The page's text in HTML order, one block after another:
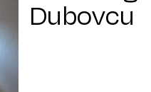
Dubovcu